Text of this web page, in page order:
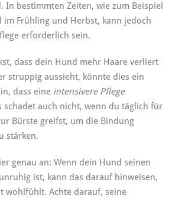
In bestimmten Zeiten, wie zum Beispiel
im Frühling und Herbst, kann jedoch
erforderlich sein.
dass dein Hund mehr Haare verliert
struppig aussieht, könnte dies ein
dass eine intensivere Pflege
schadet auch nicht, wenn du täglich für
Bürste greifst, um die Bindung
stärken.
genau an: Wenn dein Hund seinen
ist, kann das darauf hinweisen,
wohlfühlt. Achte darauf, seine